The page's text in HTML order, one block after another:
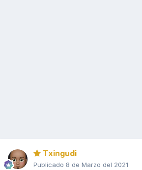
Txingudi
Publicado 8 de Marzo del 2021